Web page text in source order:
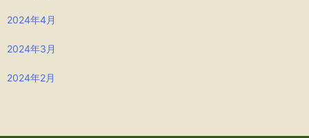
2024年4月
2024年3月
2024年2月